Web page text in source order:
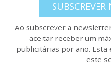
SUBSCREVER
Ao subscrever a
aceitar receber um
publicitárias por ano. Esta
este